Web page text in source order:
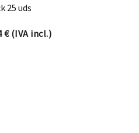
25 uds
€Price range: 12,10 € through
(IVA incl.)